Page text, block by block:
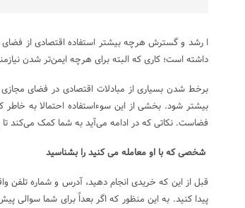
ا رشد و گسترش هرچه بیشتر استفاده اقتصادی از
داشته است؛ کاری که البته برای هرچه ایمن‌تر شدن
برخط شدن بسیاری از مبادلات اقتصادی در فضای
بیشتر شود. بخشی از این سوءاستفاده احتمالا به
فضاست. نکاتی که در ادامه می‌آید به شما کمک می‌کند تا
شخصی که با او معامله می کنید را بشناسید
قبل از این که خریدی انجام دهید، آدرس و شماره تلفن
پیدا کنید. به این منظور که اگر بعداً برای شما سوالی